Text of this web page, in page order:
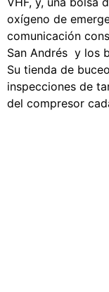
oxígeno de
comunicación
San Andrés y los
Su tienda de
inspecciones de
del compresor